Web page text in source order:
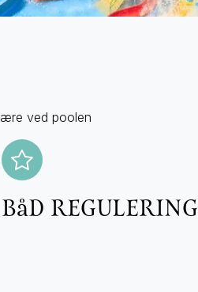
ved poolen
BåD REGULERING